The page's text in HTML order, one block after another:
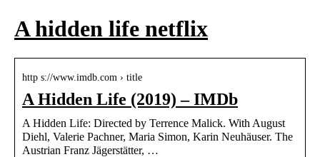
A hidden life netflix
http s://www.imdb.com › title
A Hidden Life (2019) – IMDb
A Hidden Life: Directed by Terrence Malick. With August
Diehl, Valerie Pachner, Maria Simon, Karin Neuhäuser. The
Austrian Franz Jägerstätter, …